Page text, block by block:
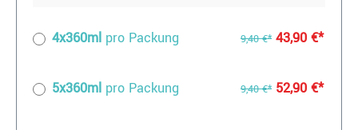
4x360ml pro Packung 9,40 €* 43,90 €*
5x360ml pro Packung 9,40 €* 52,90 €*